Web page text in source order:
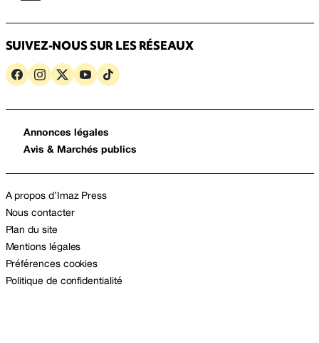
SUIVEZ-NOUS SUR LES RÉSEAUX
Annonces légales
Avis & Marchés publics
A propos d’Imaz Press
Nous contacter
Plan du site
Mentions légales
Préférences cookies
Politique de confidentialité